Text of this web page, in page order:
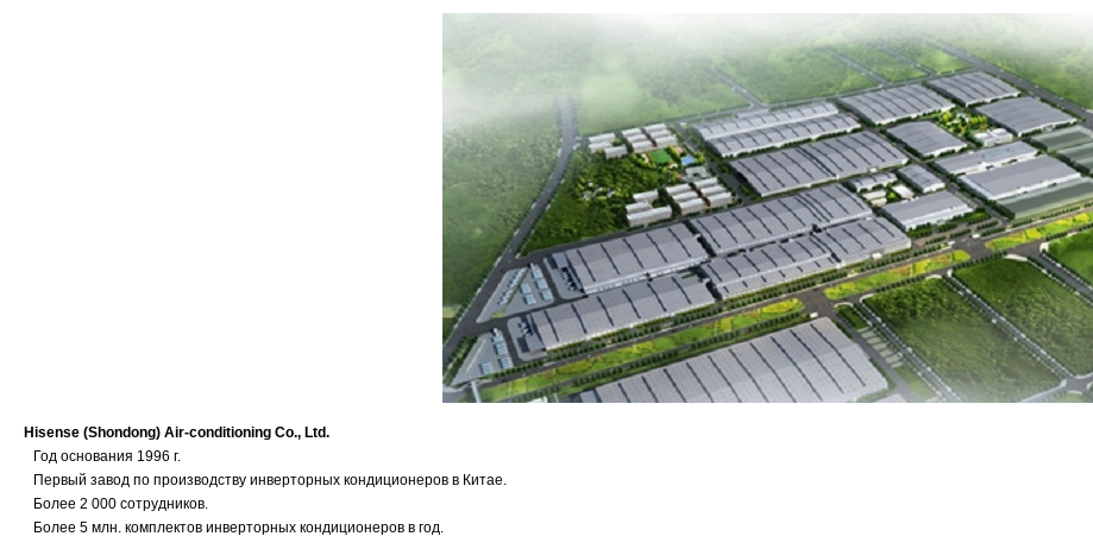
Hisense (Shondong) Air-conditioning Co., Ltd.
Год основания 1996 г.
Первый завод по производству инверторных кондиционеров в Китае.
Более 2 000 сотрудников.
Более 5 млн. комплектов инверторных кондиционеров в год.